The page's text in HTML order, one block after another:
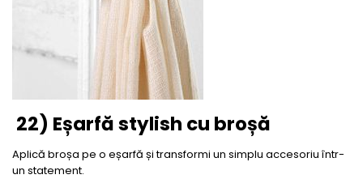
22) Eșarfă stylish cu broșă
Aplică broșa pe o eșarfă și transformi un simplu accesoriu într-
un statement.